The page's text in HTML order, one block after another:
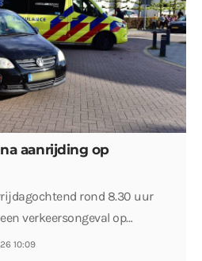
aanrijding op
rond 8.30 uur
verkeersongeval op…
10:09